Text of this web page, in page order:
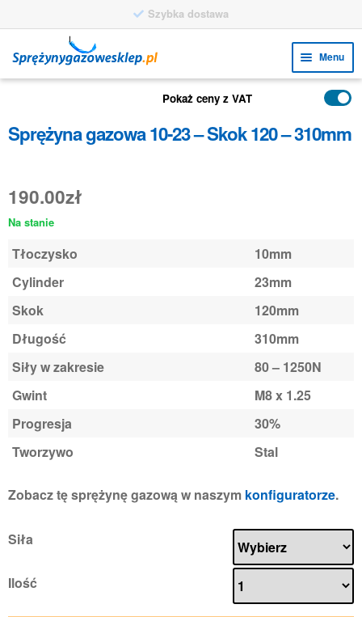
Szybka dostawa
do
nawigacji
do
treści
Menu
menu
PRODUKTY
menu
BIURO OBSŁUGI KLIENTA
FAQ
Pokaż ceny z VAT
Sprężyna gazowa 10-23 – Skok 120 – 310mm
190.00zł
Na stanie
Tłoczysko
10mm
Cylinder
23mm
Skok
120mm
Długość
310mm
Siły w zakresie
80 – 1250N
Gwint
M8 x 1.25
Progresja
30%
Tworzywo
Stal
Zobacz tę sprężynę gazową w naszym konfiguratorze.
Siła
Ilość